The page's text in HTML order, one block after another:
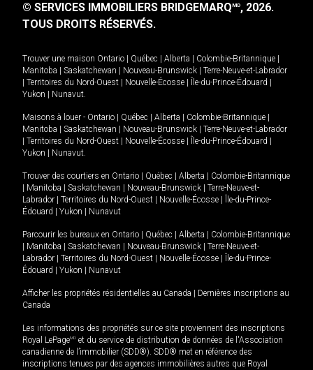
© SERVICES IMMOBILIERS BRIDGEMARQMD, 2026.
TOUS DROITS RÉSERVÉS.
Trouver une maison Ontario Québec Alberta Colombie-Britannique
Manitoba
Saskatchewan Nouveau-Brunswick
Terre-Neuve-et-Labrador
Territoires du Nord-Ouest Nouvelle-Écosse Île-du-Prince-Édouard
Yukon
Nunavut.
Maisons à louer - Ontario Québec Alberta Colombie-Britannique
Manitoba
Saskatchewan Nouveau-Brunswick
Terre-Neuve-et-Labrador
Territoires du Nord-Ouest Nouvelle-Écosse Île-du-Prince-Édouard
Yukon
Nunavut.
Trouver des courtiers en Ontario Québec Alberta
Colombie-Britannique
Manitoba Saskatchewan Nouveau-Brunswick
Terre-Neuve-et-
Labrador
Territoires du Nord-Ouest Nouvelle-Écosse
Île-du-Prince-
Édouard
Yukon Nunavut
Parcourir les bureaux en Ontario Québec Alberta
Colombie-Britannique
Manitoba Saskatchewan Nouveau-Brunswick
Terre-Neuve-et-
Labrador
Territoires du Nord-Ouest Nouvelle-Écosse
Île-du-Prince-
Édouard
Yukon Nunavut
Afficher les propriétés résidentielles au Canada
Dernières inscriptions au
Canada
Les informations des propriétés sur ce site proviennent des inscriptions
Royal LePageMD et du service de distribution de données de l'Association
canadienne de l’immobilier (SDD®). SDD® met en référence des
inscriptions tenues par des agences immobilières autres que Royal